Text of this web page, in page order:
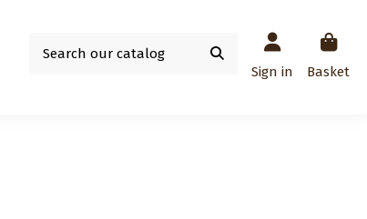
Sign in Basket